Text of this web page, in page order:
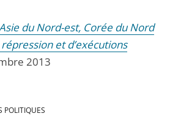
du Nord-est, Corée du Nord
et d’exécutions
2013
POLITIQUES